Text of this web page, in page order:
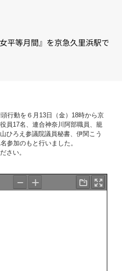
平等月間』を京急久里浜駅で
行動を６月13日（金）18時から京
員17名、連合神奈川阿部職員、籠
ひろえ参議院議員秘書、伊関こう
参加のもと行いました。
さい。